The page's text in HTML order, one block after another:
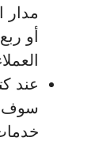
مدار
أو
عند
سوف